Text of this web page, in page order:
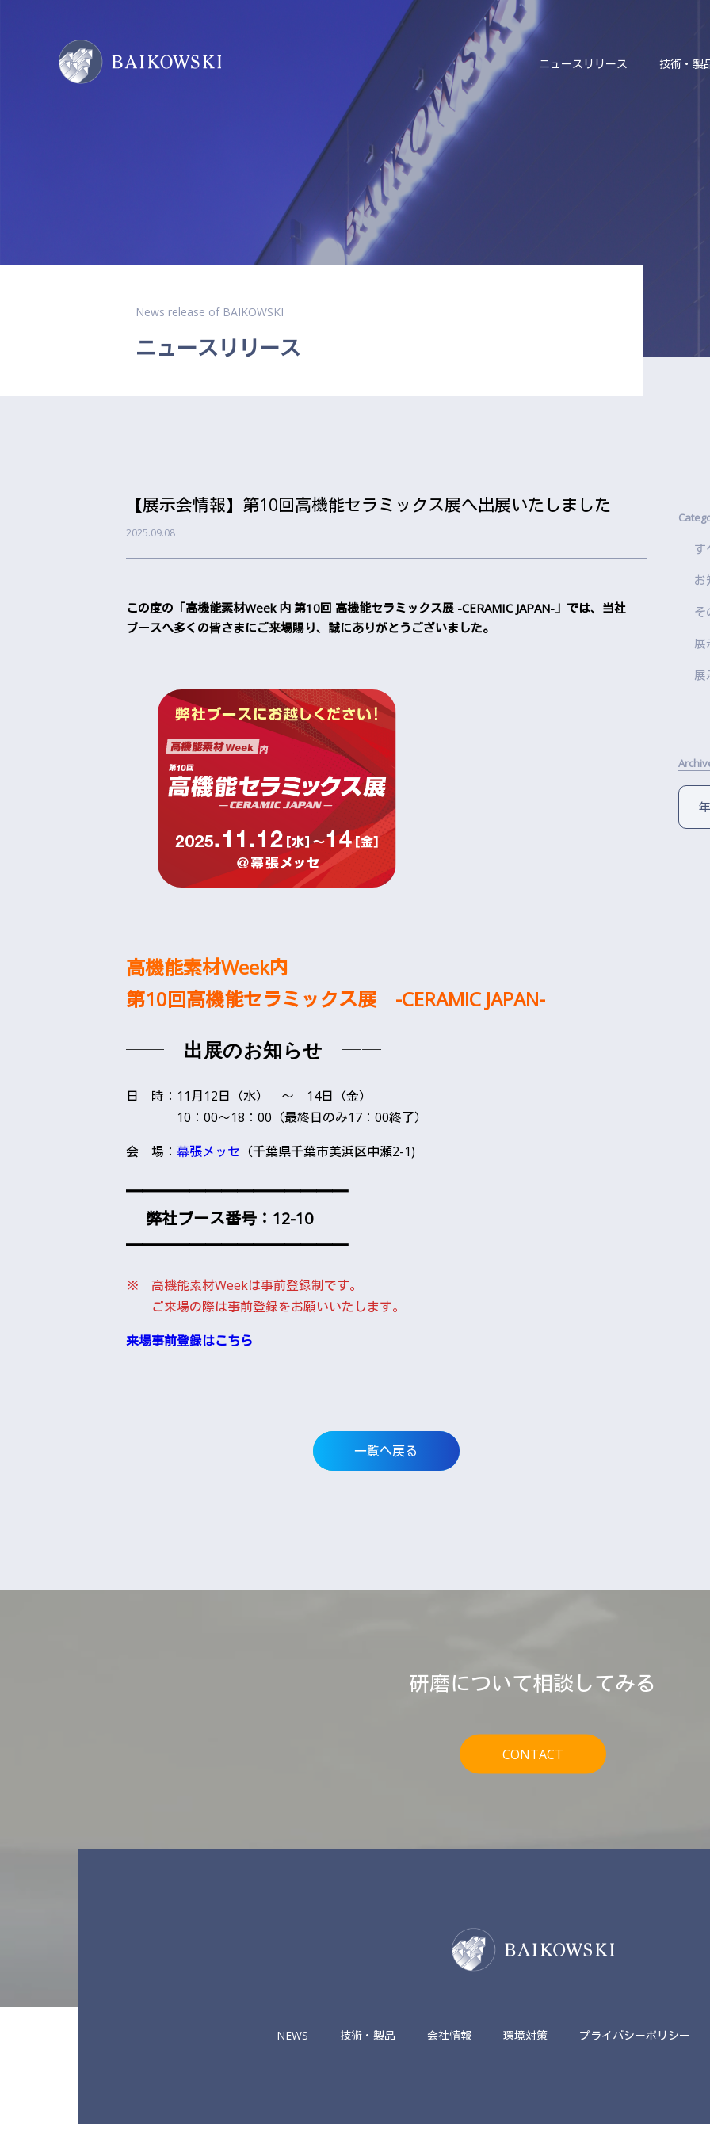
ニュースリリース 技術・製
News release of BAIKOWSKI
ニュースリリース
【展示会情報】第10回高機能セラミックス展へ出展いたしました
2025.09.08
この度の「高機能素材Week 内 第10回 高機能セラミックス展 -CERAMIC JAPAN-」では、当社
ブースへ多くの皆さまにご来場賜り、誠にありがとうございました。
高機能素材Week内
第10回高機能セラミックス展 -CERAMIC JAPAN-
──
出展のお知らせ ──
日 時：11月12日（水） 〜 14日（金）
10：00～18：00（最終日のみ17：00終了）
会 場： 幕張メッセ （千葉県千葉市美浜区中瀬2-1)
━━━━━━━━━━━━━━
弊社ブース番号：12-10
━━━━━━━━━━━━━━
※ 高機能素材Weekは事前登録制です。
ご来場の際は事前登録をお願いいたします。
来場事前登録はこちら
一覧へ戻る
す
お
そ
展
展
研磨について相談してみる
CONTACT
NEWS 技術・製品 会社情報 環境対策 プライバシーポリシー